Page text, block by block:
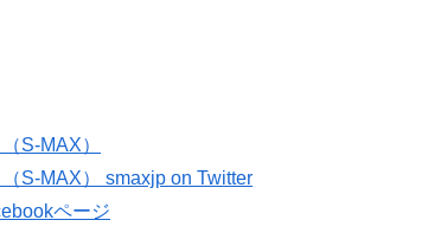
S-MAX）
S-MAX） smaxjp on Twitter
ページ